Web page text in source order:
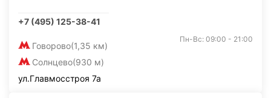
+7 (495) 125-38-41
Говорово(1,35 км)
Солнцево(930 м)
Пн-Вс: 09:00 - 21:00
ул.Главмосстроя 7а